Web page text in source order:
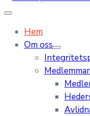
Hem
Om oss
Medlemmar